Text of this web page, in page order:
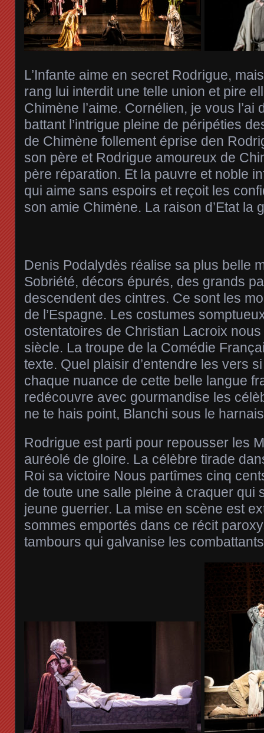
L’Infante aime en secret Rodrigue,
rang lui interdit une telle union et pire
Chimène l’aime. Cornélien, je vous
battant l’intrigue pleine de péripéties
de Chimène follement éprise den
son père et Rodrigue amoureux de
père réparation. Et la pauvre et noble
qui aime sans espoirs et reçoit les
son amie Chimène. La raison d’Etat la
Denis Podalydès réalise sa plus belle
Sobriété, décors épurés, des grands
descendent des cintres. Ce sont les
de l’Espagne. Les costumes
ostentatoires de Christian Lacroix
siècle. La troupe de la Comédie
texte. Quel plaisir d’entendre les vers
chaque nuance de cette belle langue
redécouvre avec gourmandise les
ne te hais point, Blanchi sous le
Rodrigue est parti pour repousser les
auréolé de gloire. La célèbre tirade
Roi sa victoire Nous partîmes cinq
de toute une salle pleine à craquer qui
jeune guerrier. La mise en scène est
sommes emportés dans ce récit
tambours qui galvanise les